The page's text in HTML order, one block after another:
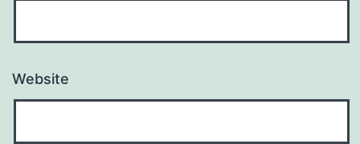
Website